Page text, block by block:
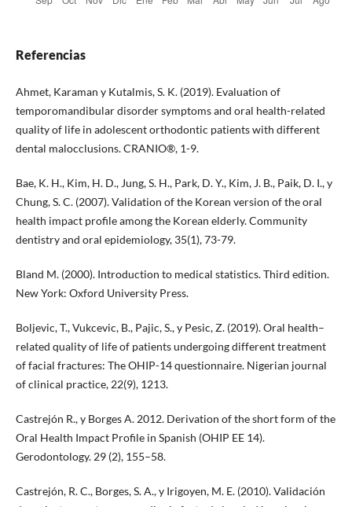
Referencias
Ahmet, Karaman y Kutalmis, S. K. (2019). Evaluation of
temporomandibular disorder symptoms and oral health-related
quality of life in adolescent orthodontic patients with different
dental malocclusions. CRANIO®, 1-9.
Bae, K. H., Kim, H. D., Jung, S. H., Park, D. Y., Kim, J. B., Paik, D. I., y
Chung, S. C. (2007). Validation of the Korean version of the oral
health impact profile among the Korean elderly. Community
dentistry and oral epidemiology, 35(1), 73-79.
Bland M. (2000). Introduction to medical statistics. Third edition.
New York: Oxford University Press.
Boljevic, T., Vukcevic, B., Pajic, S., y Pesic, Z. (2019). Oral health–
related quality of life of patients undergoing different treatment
of facial fractures: The OHIP-14 questionnaire. Nigerian journal
of clinical practice, 22(9), 1213.
Castrejón R., y Borges A. 2012. Derivation of the short form of the
Oral Health Impact Profile in Spanish (OHIP EE 14).
Gerodontology. 29 (2), 155–58.
Castrejón, R. C., Borges, S. A., y Irigoyen, M. E. (2010). Validación